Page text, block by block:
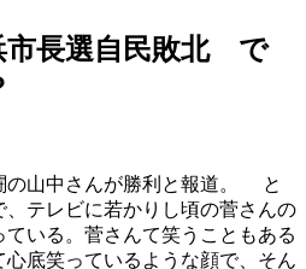
長選自民敗北 で
の山中さんが勝利と報道。 と
テレビに若かりし頃の菅さんの
いる。菅さんて笑うこともある
底笑っているような顔で、そん